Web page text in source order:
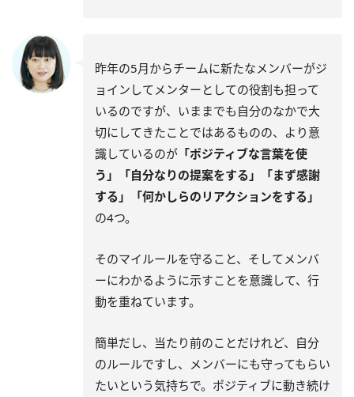
昨年の5月からチームに新たなメンバーがジ
ョインしてメンターとしての役割も担って
いるのですが、いままでも自分のなかで大
切にしてきたことではあるものの、より意
識しているのが 「ポジティブな言葉を使
う」「自分なりの提案をする」「まず感謝
する」「何かしらのリアクションをする」
の4つ。
そのマイルールを守ること、そしてメンバ
ーにわかるように示すことを意識して、行
動を重ねています。
簡単だし、当たり前のことだけれど、自分
のルールですし、メンバーにも守ってもらい
たいという気持ちで。ポジティブに動き続け